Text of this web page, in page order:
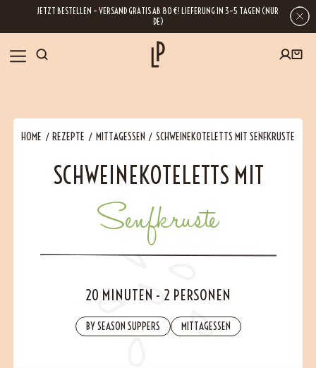
JETZT BESTELLEN – VERSAND GRATIS AB 80 €! LIEFERUNG IN 3–5 TAGEN (NUR
DE)
SHOP
BESUCHEN
HOME REZEPTE MITTAGESSEN SCHWEINEKOTELETTS MIT SENFKRUSTE
SCHWEINEKOTELETTS MIT
Senfkruste
20 MINUTEN - 2 PERSONEN
BY SEASON SUPPERS MITTAGESSEN
Wenn Sie Ihre E-Mail-Adresse hinterlassen, erhalten Sie Zugang zu unseren
Newslettern, die reich an Tipps, Inspirationen und Informationen über unsere